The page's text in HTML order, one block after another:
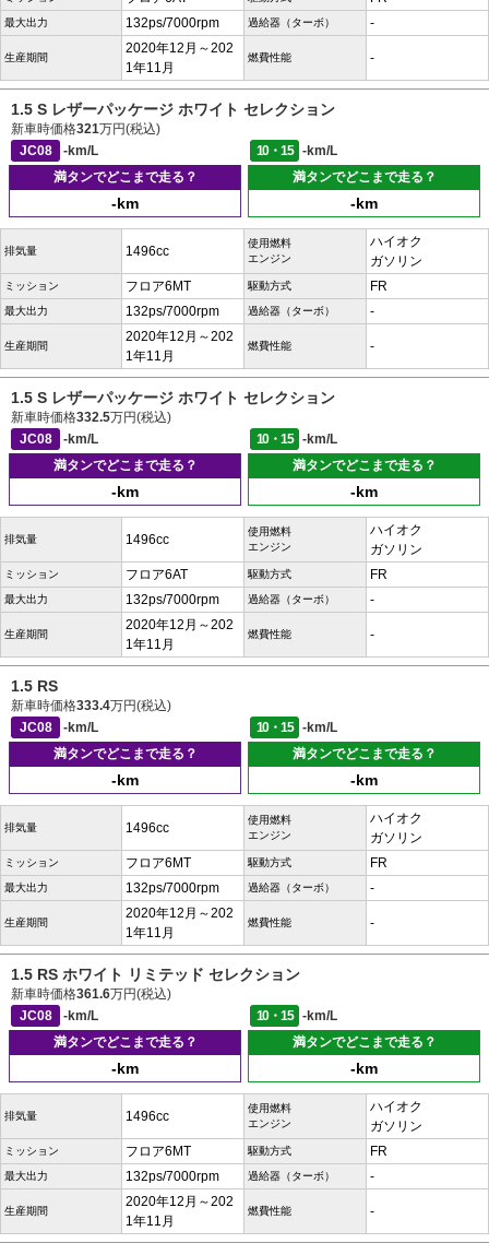
最大出力 132ps/7000rpm 過給器（ターボ） -
生産期間
2020年12月～202
1年11月
燃費性能 -
1.5 S レザーパッケージ ホワイト セレクション
新車時価格321万円(税込)
JC08
-km/L 10・15
-km/L
満タンでどこまで走る？
-km
満タンでどこまで走る？
-km
排気量 1496cc
使用燃料
エンジン
ハイオク
ガソリン
ミッション フロア6MT 駆動方式 FR
最大出力 132ps/7000rpm 過給器（ターボ） -
生産期間
2020年12月～202
1年11月
燃費性能 -
1.5 S レザーパッケージ ホワイト セレクション
新車時価格332.5万円(税込)
JC08
-km/L 10・15
-km/L
満タンでどこまで走る？
-km
満タンでどこまで走る？
-km
排気量 1496cc
使用燃料
エンジン
ハイオク
ガソリン
ミッション フロア6AT 駆動方式 FR
最大出力 132ps/7000rpm 過給器（ターボ） -
生産期間
2020年12月～202
1年11月
燃費性能 -
1.5 RS
新車時価格333.4万円(税込)
JC08
-km/L 10・15
-km/L
満タンでどこまで走る？
-km
満タンでどこまで走る？
-km
排気量 1496cc
使用燃料
エンジン
ハイオク
ガソリン
ミッション フロア6MT 駆動方式 FR
最大出力 132ps/7000rpm 過給器（ターボ） -
生産期間
2020年12月～202
1年11月
燃費性能 -
1.5 RS ホワイト リミテッド セレクション
新車時価格361.6万円(税込)
JC08
-km/L 10・15
-km/L
満タンでどこまで走る？
-km
満タンでどこまで走る？
-km
排気量 1496cc
使用燃料
エンジン
ハイオク
ガソリン
ミッション フロア6MT 駆動方式 FR
最大出力 132ps/7000rpm 過給器（ターボ） -
生産期間
2020年12月～202
1年11月
燃費性能 -